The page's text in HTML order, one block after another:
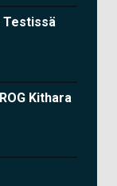
Testissä
Kithara